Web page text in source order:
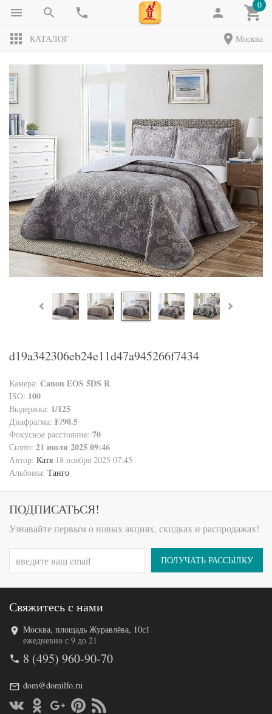
0
КАТАЛОГ Москва
d19a342306eb24e11d47a945266f7434
Камера: Canon EOS 5DS R
ISO: 100
Выдержка: 1/125
Диафрагма: F/90.5
Фокусное расстояние: 70
Снято: 21 июля 2025 09:46
Автор: Катя 18 ноября 2025 07:45
Альбомы: Танго
ПОДПИСАТЬСЯ!
Узнавайте первым о новых акциях, скидках и распродажах!
ПОЛУЧАТЬ РАССЫЛКУ
Свяжитесь с нами
Москва, площадь Журавлёва, 10с1
ежедневно с 9 до 21
8 (495) 960-90-70
dom@domilfo.ru